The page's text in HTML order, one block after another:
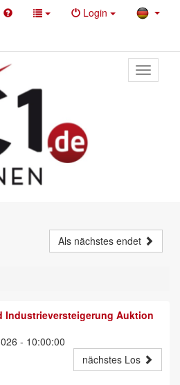
Login
Toggle
primary
Als nächstes endet
Industrieversteigerung Auktion
- 10:00:00
nächstes Los